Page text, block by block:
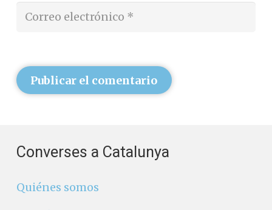
Publicar el comentario
Converses a Catalunya
Quiénes somos